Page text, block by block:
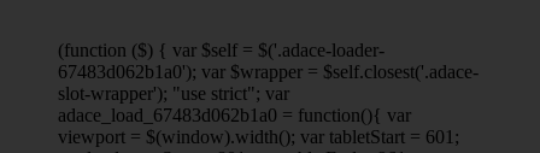
(function ($) { var $self = $('.adace-loader-
67483d062b1a0'); var $wrapper = $self.closest('.adace-
slot-wrapper'); "use strict"; var
adace_load_67483d062b1a0 = function(){ var
viewport = $(window).width(); var tabletStart = 601;